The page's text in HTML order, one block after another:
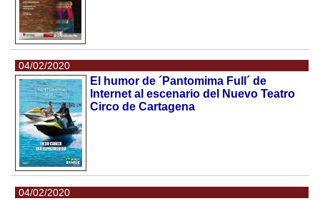
04/02/2020
El humor de ´Pantomima Full´ de
Internet al escenario del Nuevo Teatro
Circo de Cartagena
04/02/2020